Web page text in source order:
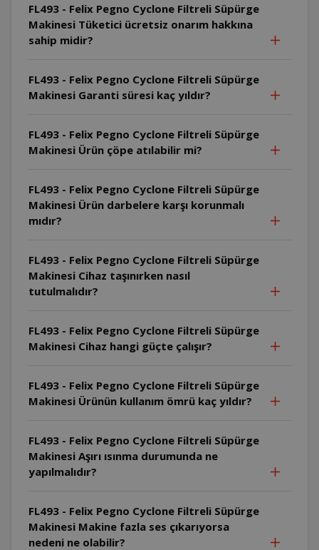
FL493 - Felix Pegno Cyclone Filtreli Süpürge
Makinesi Tüketici ücretsiz onarım hakkına
sahip midir?
FL493 - Felix Pegno Cyclone Filtreli Süpürge
Makinesi Garanti süresi kaç yıldır?
FL493 - Felix Pegno Cyclone Filtreli Süpürge
Makinesi Ürün çöpe atılabilir mi?
FL493 - Felix Pegno Cyclone Filtreli Süpürge
Makinesi Ürün darbelere karşı korunmalı
mıdır?
FL493 - Felix Pegno Cyclone Filtreli Süpürge
Makinesi Cihaz taşınırken nasıl
tutulmalıdır?
FL493 - Felix Pegno Cyclone Filtreli Süpürge
Makinesi Cihaz hangi güçte çalışır?
FL493 - Felix Pegno Cyclone Filtreli Süpürge
Makinesi Ürünün kullanım ömrü kaç yıldır?
FL493 - Felix Pegno Cyclone Filtreli Süpürge
Makinesi Aşırı ısınma durumunda ne
yapılmalıdır?
FL493 - Felix Pegno Cyclone Filtreli Süpürge
Makinesi Makine fazla ses çıkarıyorsa
nedeni ne olabilir?